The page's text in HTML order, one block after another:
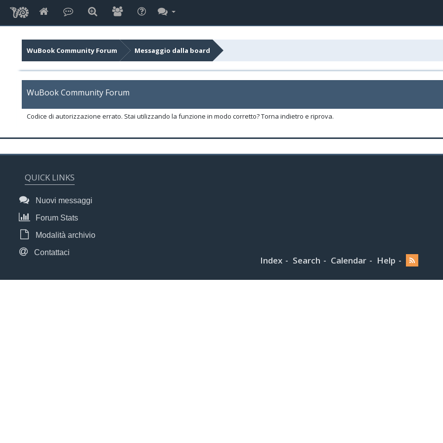
WuBook Community Forum Messaggio dalla board
WuBook Community Forum
Codice di autorizzazione errato. Stai utilizzando la funzione in modo corretto? Torna indietro e riprova.
QUICK LINKS
Nuovi messaggi
Forum Stats
Modalità archivio
Contattaci
Index Search Calendar Help